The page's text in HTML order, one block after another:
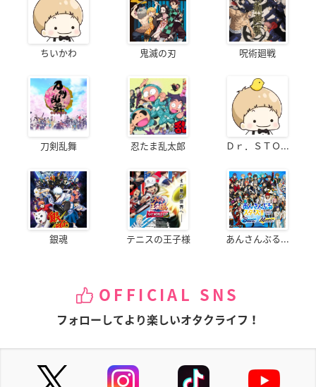
ちいかわ 鬼滅の刃 呪術廻戦
刀剣乱舞 忍たま乱太郎 Ｄｒ．ＳＴＯ...
銀魂 テニスの王子様 あんさんぶる...
OFFICIAL SNS
フォローしてより楽しいオタクライフ！